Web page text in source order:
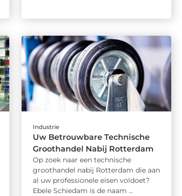
Industrie
Uw Betrouwbare Technische
Groothandel Nabij Rotterdam
Op zoek naar een technische
groothandel nabij Rotterdam die aan
al uw professionele eisen voldoet?
Ebele Schiedam is de naam ...